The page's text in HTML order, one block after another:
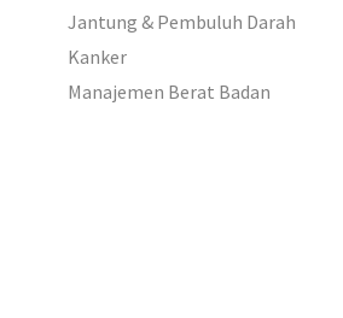
Jantung & Pembuluh Darah
Kanker
Manajemen Berat Badan